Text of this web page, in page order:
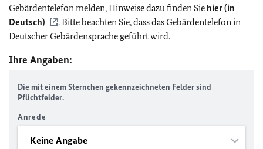
Gebärdentelefon melden, Hinweise dazu finden Sie hier (in
Deutsch)
. Bitte beachten Sie, dass das Gebärdentelefon in
Deutscher Gebärdensprache geführt wird.
Ihre Angaben:
Die mit einem Sternchen gekennzeichneten Felder sind
Pflichtfelder.
Anrede